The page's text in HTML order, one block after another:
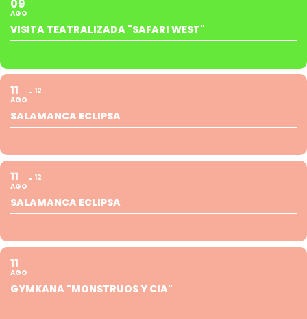
09
AGO
VISITA TEATRALIZADA "SAFARI WEST"
11
AGO
12
SALAMANCA ECLIPSA
11
AGO
12
SALAMANCA ECLIPSA
11
AGO
GYMKANA "MONSTRUOS Y CIA"